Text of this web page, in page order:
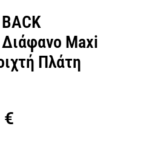
Maxi
Πλάτη
€